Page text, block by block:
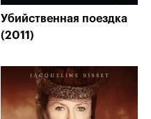
Убийственная поездка
(2011)